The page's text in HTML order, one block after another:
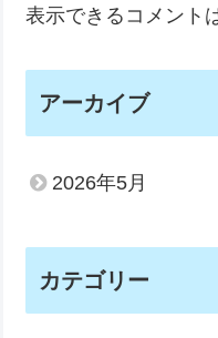
表示できるコメント
アーカイブ
2026年5月
カテゴリー